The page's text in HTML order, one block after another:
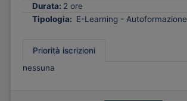
Durata: 2 ore
Tipologia: E-Learning - Autoformazione
Priorità iscrizioni
nessuna